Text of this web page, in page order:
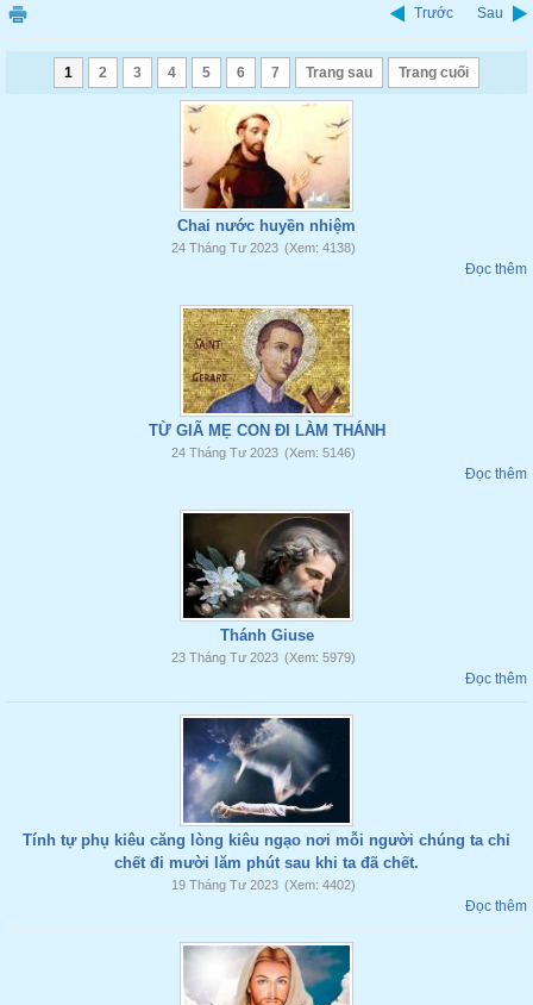
Trước Sau
1 2 3 4 5 6 7 Trang sau Trang cuối
Chai nước huyền nhiệm
24 Tháng Tư 2023 (Xem: 4138)
Đọc thêm
TỪ GIÃ MẸ CON ĐI LÀM THÁNH
24 Tháng Tư 2023 (Xem: 5146)
Đọc thêm
Thánh Giuse
23 Tháng Tư 2023 (Xem: 5979)
Đọc thêm
Tính tự phụ kiêu căng lòng kiêu ngạo nơi mỗi người chúng ta chỉ
chết đi mười lăm phút sau khi ta đã chết.
19 Tháng Tư 2023 (Xem: 4402)
Đọc thêm